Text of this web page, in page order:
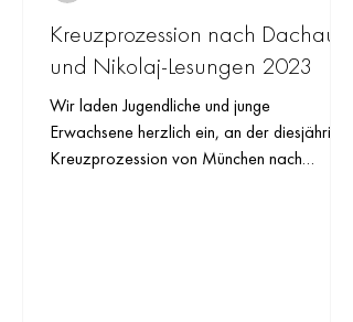
Kreuzprozession nach Dachau
und Nikolaj-Lesungen 2023
Wir laden Jugendliche und junge
Erwachsene herzlich ein, an der diesjährigen
Kreuzprozession von München nach